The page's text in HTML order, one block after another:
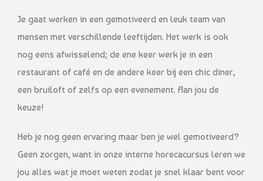
Je gaat werken in een gemotiveerd en leuk team van
mensen met verschillende leeftijden. Het werk is ook
nog eens afwisselend; de ene keer werk je in een
restaurant of café en de andere keer bij een chic diner,
een bruiloft of zelfs op een evenement. Aan jou de
keuze!
Heb je nog geen ervaring maar ben je wel gemotiveerd?
Geen zorgen, want in onze interne horecacursus leren we
jou alles wat je moet weten zodat je snel klaar bent voor